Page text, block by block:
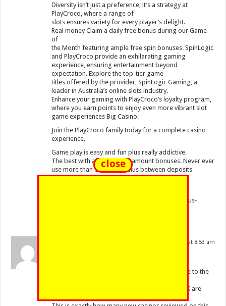
Diversity isn’t just a preference; it’s a strategy at
PlayCroco, where a range of
slots ensures variety for every player’s delight.
Real money Claim a daily free bonus during our Game
of
the Month featuring ample free spin bonuses. SpinLogic
and PlayCroco provide an exhilarating gaming
experience, ensuring entertainment beyond
expectation. Explore the top-tier game
titles offered by the provider, SpinLogic Gaming, a
leader in Australia’s online slots industry.
Enhance your gaming with PlayCroco’s loyalty program,
where you earn points to enjoy even more vibrant slot
game experiences Big Casino.
Join the PlayCroco family today for a complete casino
experience.
Game play is easy and fun plus really addictive.
The best with an enormous amount bonuses. Never ever
use more than one free bonus between deposits
or they will not allow you to withdraw.
https://blackcoin.co/australian-no-deposit-bonus-
12/27/2025 at 8:53 am
to the TOP new gambling sites of 2025 available to the
Winnings obtained via online gambling in the UK are
close